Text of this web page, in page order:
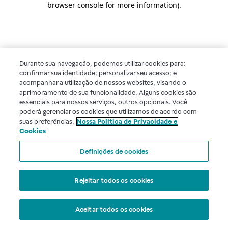
browser console for more information).
Durante sua navegação, podemos utilizar cookies para:
confirmar sua identidade; personalizar seu acesso; e
acompanhar a utilização de nossos websites, visando o
aprimoramento de sua funcionalidade. Alguns cookies são
essenciais para nossos serviços, outros opcionais. Você
poderá gerenciar os cookies que utilizamos de acordo com
suas preferências. Nossa Política de Privacidade e
Cookies
Definições de cookies
Rejeitar todos os cookies
Aceitar todos os cookies